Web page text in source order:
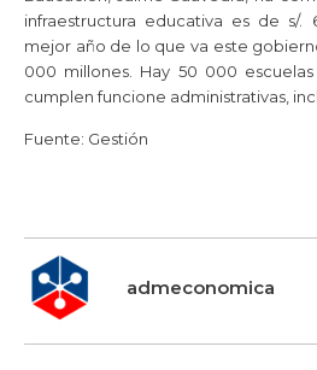
infraestructura educativa es de s/
mejor año de lo que va este
000 millones. Hay 50 000
cumplen funcione administrativas,
Fuente: Gestión
admeconomica